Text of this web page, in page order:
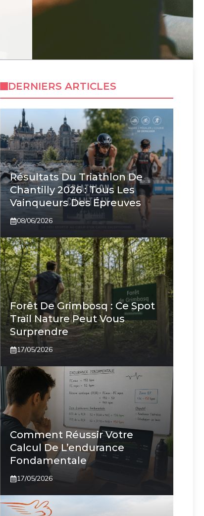
DERNIERS ARTICLES
Résultats Du Triathlon De
Chantilly 2026 : Tous Les
Vainqueurs Des Épreuves
08/06/2026
Forêt De Grimbosq : Ce Spot
Trail Nature Peut Vous
Surprendre
17/05/2026
Comment Réussir Votre
Calcul De L’endurance
Fondamentale
17/05/2026